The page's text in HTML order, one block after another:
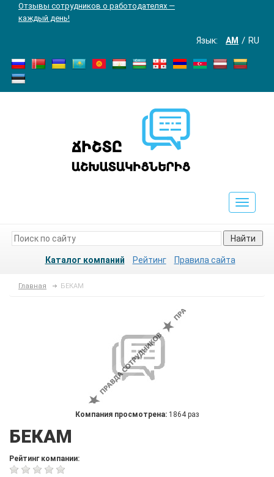
Отзывы сотрудников о работодателях —
каждый день!
Язык: AM RU
Toggle
Найти
Каталог компаний Рейтинг Правила сайта
Главная БЕКАМ
Компания просмотрена: 1864 раз
БЕКАМ
Рейтинг компании: